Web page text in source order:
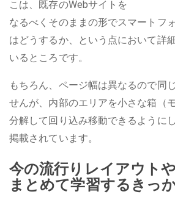
こは、既存のWebサイトを
なるべくそのままの形でスマートフ
はどうするか、という点において詳
いるところです。
もちろん、ページ幅は異なるので同
せんが、内部のエリアを小さな箱（
分解して回り込み移動できるように
掲載されています。
今の流行りレイアウト
まとめて学習するきっ